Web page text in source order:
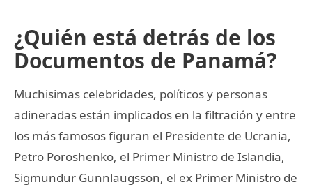
¿Quién está detrás de los
Documentos de Panamá?
Muchisimas celebridades, políticos y personas
adineradas están implicados en la filtración y entre
los más famosos figuran el Presidente de Ucrania,
Petro Poroshenko, el Primer Ministro de Islandia,
Sigmundur Gunnlaugsson, el ex Primer Ministro de